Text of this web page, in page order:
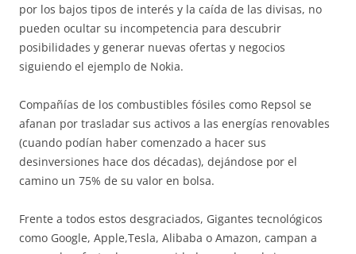
por los bajos tipos de interés y la caída de las divisas, no
pueden ocultar su incompetencia para descubrir
posibilidades y generar nuevas ofertas y negocios
siguiendo el ejemplo de Nokia.
Compañías de los combustibles fósiles como Repsol se
afanan por trasladar sus activos a las energías renovables
(cuando podían haber comenzado a hacer sus
desinversiones hace dos décadas), dejándose por el
camino un 75% de su valor en bolsa.
Frente a todos estos desgraciados, Gigantes tecnológicos
como Google, Apple,Tesla, Alibaba o Amazon, campan a